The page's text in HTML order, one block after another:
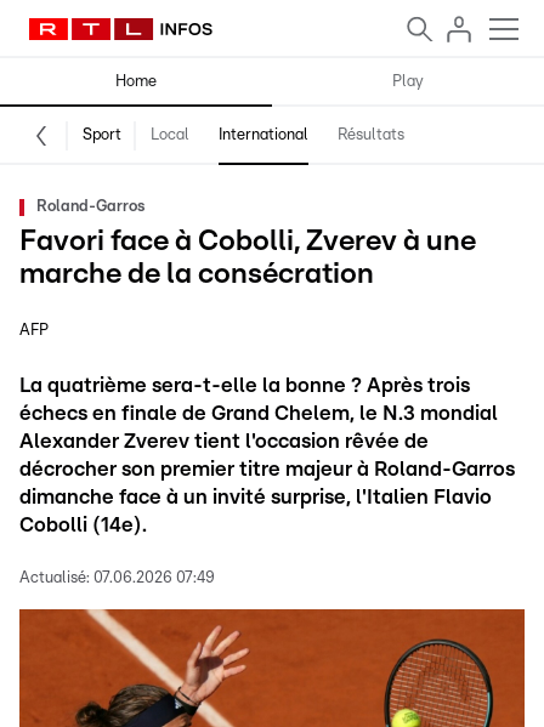
Home Play
Sport Local International Résultats
Roland-Garros
Favori face à Cobolli, Zverev à une
marche de la consécration
AFP
La quatrième sera-t-elle la bonne ? Après trois
échecs en finale de Grand Chelem, le N.3 mondial
Alexander Zverev tient l'occasion rêvée de
décrocher son premier titre majeur à Roland-Garros
dimanche face à un invité surprise, l'Italien Flavio
Cobolli (14e).
Actualisé: 07.06.2026 07:49